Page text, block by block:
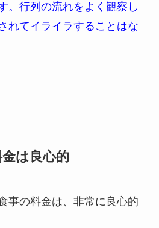
。行列の流れをよく観察し
れてイライラすることはな
は良心的
事の料金は、非常に良心的